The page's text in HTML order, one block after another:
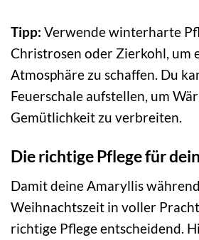
Tipp: Verwende winterharte
Christrosen oder Zierkohl, um
Atmosphäre zu schaffen. Du
Feuerschale aufstellen, um
Gemütlichkeit zu verbreiten.
Die richtige Pflege für
Damit deine Amaryllis
Weihnachtszeit in voller
richtige Pflege entscheidend.